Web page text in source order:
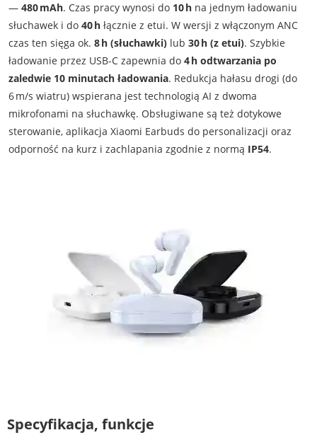
— 480 mAh. Czas pracy wynosi do 10 hna jednym ładowaniu
słuchawek i do 40 hłącznie z etui. W wersji z włączonym ANC
czas ten sięga ok. 8 h (słuchawki)lub 30 h (z etui). Szybkie
ładowanie przez USB-C zapewnia do 4 h odtwarzania po
zaledwie 10 minutach ładowania. Redukcja hałasu drogi (do
6 m/s wiatru) wspierana jest technologią AI z dwoma
mikrofonami na słuchawkę. Obsługiwane są też dotykowe
sterowanie, aplikacja Xiaomi Earbuds do personalizacji oraz
odporność na kurz i zachlapania zgodnie z normą IP54.
Specyfikacja, funkcje